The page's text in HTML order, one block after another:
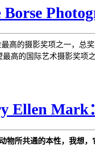
Borse
高的摄影奖项之一，总
高的国际艺术摄影奖项之
Ellen Mark
物所共通的本性，我想